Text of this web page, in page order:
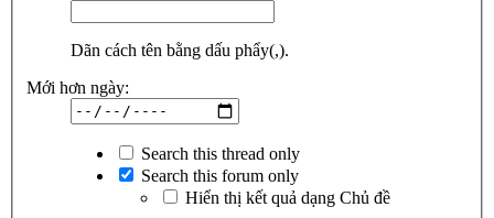
Dãn cách tên bằng dấu phẩy(,).
Mới hơn ngày:
Search this thread only
Search this forum only
Hiển thị kết quả dạng Chủ đề